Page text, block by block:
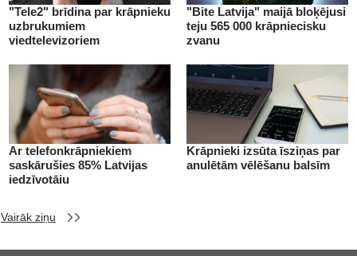
"Tele2" brīdina par krāpnieku
uzbrukumiem
viedtelevizoriem
"Bite Latvija" maijā bloķējusi
teju 565 000 krāpniecisku
zvanu
Ar telefonkrāpniekiem
saskārušies 85% Latvijas
iedzīvotāju
Krāpnieki izsūta īsziņas par
anulētām vēlēšanu balsīm
Vairāk ziņu